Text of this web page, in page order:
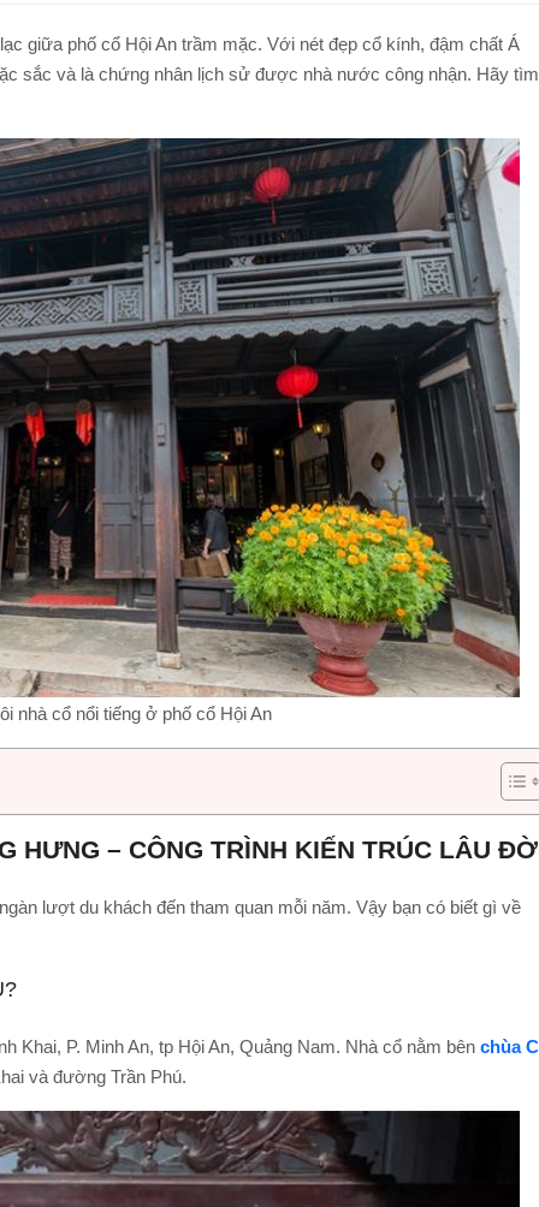
TOUR NAM ĐẢO PHÚ QUỐC
TOUR CÂU MỰC ĐÊM PHÚ QUỐC
TOUR LẶN BIỂN NHA TRANG
giữa phố cổ Hội An trầm mặc. Với nét đẹp cổ kính, đậm chất Á
sắc và là chứng nhân lịch sử được nhà nước công nhận. Hãy tìm
nhà cổ nổi tiếng ở phố cổ Hội An
HƯNG – CÔNG TRÌNH KIẾN TRÚC LÂU
lượt du khách đến tham quan mỗi năm. Vậy bạn có biết gì về
Khai, P. Minh An, tp Hội An, Quảng Nam. Nhà cổ nằm bên chùa
và đường Trần Phú.